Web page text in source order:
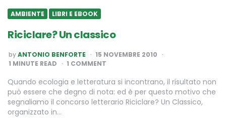
AMBIENTE LIBRI E EBOOK
Riciclare? Un classico
POSTED
BY
byANTONIO BENFORTE
15 NOVEMBRE 2010
1 MINUTE READ 1 COMMENT
Quando ecologia e letteratura si incontrano, il risultato non
può essere che degno di nota: ed è per questo motivo che
segnaliamo il concorso letterario Riciclare? Un Classico,
organizzato in…